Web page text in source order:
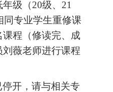
级（20级、21
同专业学生重修课
程（修读完、成
薇老师进行课程
开，请与相关专